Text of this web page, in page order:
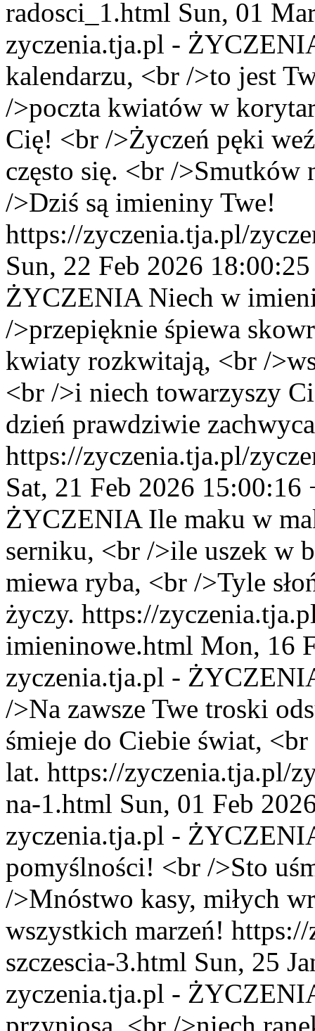
radosci_1.html Sun, 01
zyczenia.tja.pl -
kalendarzu, <br />to jest
/>poczta kwiatów w
Cię! <br />Życzeń pęki
często się. <br /
/>Dziś są imieniny Twe!
https://zyczenia.tja.pl/
Sun, 22 Feb 2026
ŻYCZENIA Niech w
/>przepięknie śpiewa
kwiaty rozkwitają, <br /
<br />i niech towarzyszy
dzień prawdziwie
https://zyczenia.tja.pl/
Sat, 21 Feb 2026 15:00:16
ŻYCZENIA Ile maku w
serniku, <br />ile uszek w
miewa ryba, <br />Tyle
życzy. https://
imieninowe.html Mon, 16
zyczenia.tja.pl -
/>Na zawsze Twe troski
śmieje do Ciebie świat,
lat. https://zyczenia.tja.pl/
na-1.html Sun, 01 Feb
zyczenia.tja.pl -
pomyślności! <br />Sto
/>Mnóstwo kasy, miłych
wszystkich marzeń! https://
szczescia-3.html Sun, 25
zyczenia.tja.pl -